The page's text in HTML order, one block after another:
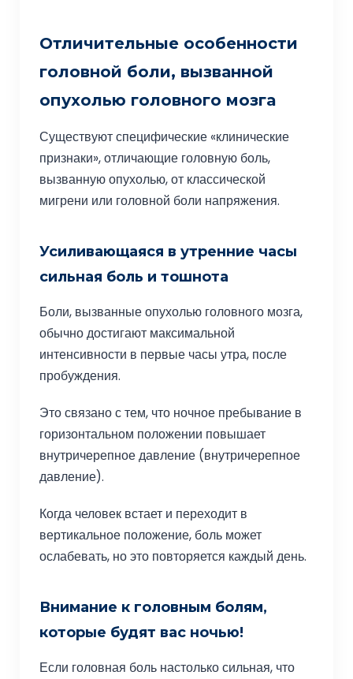
Отличительные особенности
головной боли, вызванной
опухолью головного мозга
Существуют специфические «клинические
признаки», отличающие головную боль,
вызванную опухолью, от классической
мигрени или головной боли напряжения.
Усиливающаяся в утренние часы
сильная боль и тошнота
Боли, вызванные опухолью головного мозга,
обычно достигают максимальной
интенсивности в первые часы утра, после
пробуждения.
Это связано с тем, что ночное пребывание в
горизонтальном положении повышает
внутричерепное давление (внутричерепное
давление).
Когда человек встает и переходит в
вертикальное положение, боль может
ослабевать, но это повторяется каждый день.
Внимание к головным болям,
которые будят вас ночью!
Если головная боль настолько сильная, что